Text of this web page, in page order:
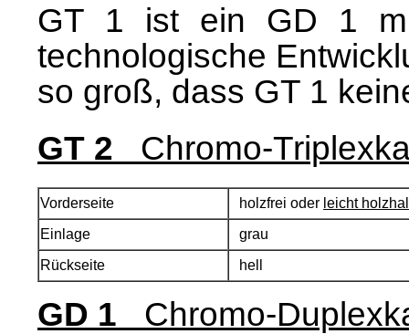
GT 1 ist ein GD 1
technologische
so groß, dass GT 1
GT 2
Chromo-
Vorderseite holzfrei oder leicht
Einlage
grau
Rückseite
hell
GD 1 Chromo-